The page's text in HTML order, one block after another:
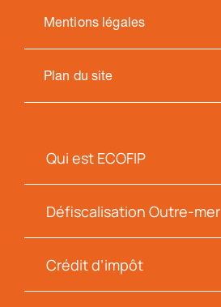
Mentions légales
Plan du site
Qui est ECOFIP
Défiscalisation Outre-mer
Crédit d’impôt